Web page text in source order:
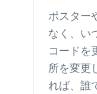
ポスター
なく、い
コードを
所を変更
れば、誰